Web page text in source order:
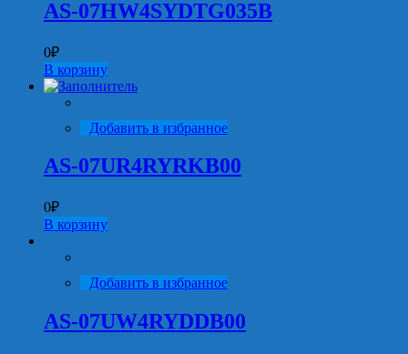
AS-07HW4SYDTG035В
0₽
В корзину
Добавить в избранное
AS-07UR4RYRKB00
0₽
В корзину
Добавить в избранное
AS-07UW4RYDDB00